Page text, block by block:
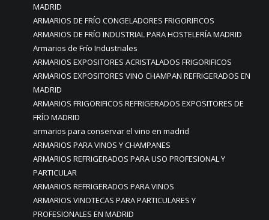
MADRID
ARMARIOS DE FRÍO CONGELADORES FRIGORIFICOS
ARMARIOS DE FRÍO INDUSTRIAL PARA HOSTELERÍA MADRID
Armarios de Frío Industriales
ARMARIOS EXPOSITORES ACRISTALADOS FRIGORIFICOS
ARMARIOS EXPOSITORES VINO CHAMPAN REFRIGERADOS EN
MADRID
ARMARIOS FRIGORIFICOS REFRIGERADOS EXPOSITORES DE
FRÍO MADRID
armarios para conservar el vino en madrid
ARMARIOS PARA VINOS Y CHAMPANES
ARMARIOS REFRIGERADOS PARA USO PROFESIONAL Y
PARTICULAR
ARMARIOS REFRIGERADOS PARA VINOS
ARMARIOS VINOTECAS PARA PARTICULARES Y
PROFESIONALES EN MADRID